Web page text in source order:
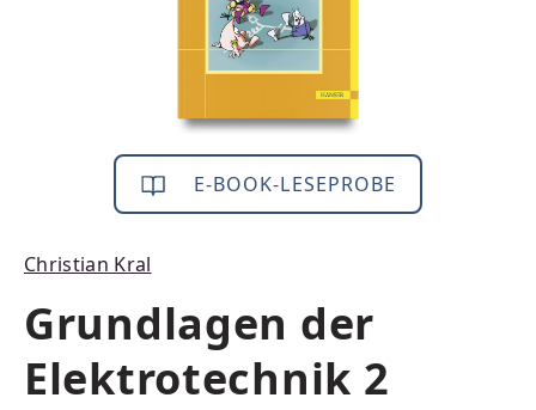
E-BOOK-LESEPROBE
Christian Kral
Grundlagen der
Elektrotechnik 2